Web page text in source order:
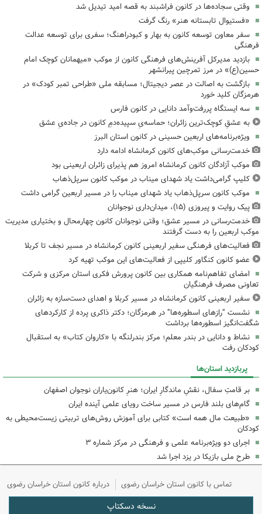
وقتی سجاده‌ها در کانون فراشبند به قصه امید تیدیل شد
«فستیوال تابستانه هنر» رنگ گرفت
سفر معاون توسعه کانون به بهار و کبودراهنگ؛ سفری برای توسعه عدالت
فرهنگی
بازدید مدیرکل آفرینش‌های فرهنگی کانون از موکب «میهمانان کوچک امام
حسین(ع)» در مرز تمرچین پیرانشهر
بازگشت به اصالت در عصر دیجیتال؛ مسابقه ملی «طراحی تمبر کودک» در
هرمزگان کلید خورد
سه ایستگاه پررفت‌وآمد دانایی در کانون فارس
به عشقِ کوچک‌ترین زائران؛ حماسه‌یِ سپیده‌دمِ کانون در جاده‌یِ عشق
ویژه‌برنامه‌های اربعین حسینی در کانون استان البرز
خدمت‌رسانی موکب‌های کانون کرمانشاه ادامه دارد
موکب آزادگان کانون کرمانشاه امروز هم پذیرای زائران اربعینی بود
کلیپ گرامی‌داشت یاد شهدای میناب در موکب کانون سرپل‌ذهاب
موکب کانون سرپل‌ذهاب یاد شهدای میناب را در مسیر اربعین گرامی داشت
پیک روایت و پیروزی (۱۵)، میدان‌داری نوجوانان
خدمت‌رسانی در مسیر عشق؛ وقتی نوجوانان کانون چهارمحال و بختیاری مدیریت
موکب اربعین را به دست گرفتند
فعالیت‌های فرهنگی سفیر اربعینی کانون کرمانشاه در مسیر نجف تا کربلا
عضو کانون کنگاور کلیپی از فعالیت‌های این موکب تهیه کرد
امضای تفاهم‌نامه همکاری بین کانون پرورش فکری استان مرکزی و شرکت
تعاونی مصرف فرهنگیان
سفیر اربعینی کانون کرمانشاه در مسیر کربلا و اهدای دست‌سازه به زائران
نشست “رازهای اسطوره‌ها” در هرمزگان؛ دکتر ذاکری پرده از کارکردهای
شگفت‌انگیز اسطوره‌ها برداشت
نشاط و دانایی در بندر معلم؛ مرکز بندرلنگه با «کاروان کتاب» به استقبال
کودکان رفت
پربازدید استان‌ها
بر قامتِ سفال، نقشِ ماندگارِ ایران؛ هنرِ کانون‌یاران نوجوان اصفهان
گام‌های بلند فارس در مسیر ساخت رویای علمی آینده ایران
«طبیعت مال همه است» کتابی برای آموزش روش‌های تربیتی زیست‌محیطی به
کودکان
اجرای دو ویژه‌برنامه علمی و فرهنگی در مرکز شماره ۳
طرح ملی بازیکا در یزد اجرا شد
تماس با کانون استان خراسان رضوی درباره کانون استان خراسان رضوی
نسخه دسکتاپ